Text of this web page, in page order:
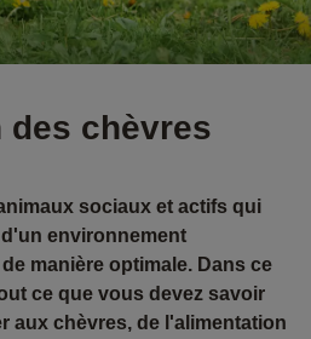
des chèvres
sociaux et actifs qui
environnement
manière optimale. Dans ce
ce que vous devez savoir
aux chèvres, de l'alimentation